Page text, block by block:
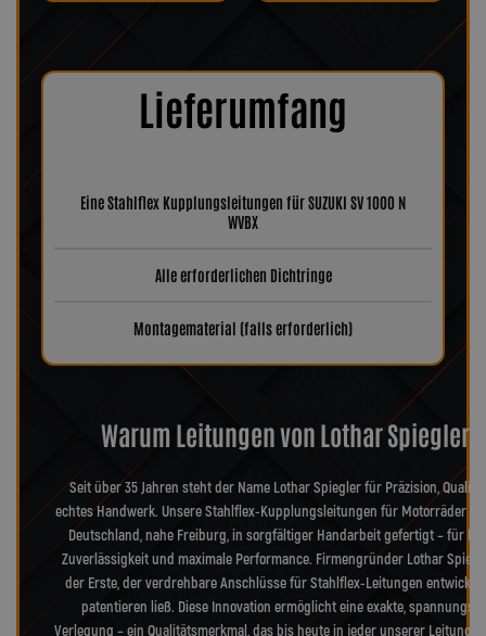
Lieferumfang
Eine Stahlflex Kupplungsleitungen für SUZUKI SV 1000 N
WVBX
Alle erforderlichen Dichtringe
Montagematerial (falls erforderlich)
Warum Leitungen von Lothar Spiegler?
Seit über 35 Jahren steht der Name Lothar Spiegler für Präzision,
echtes Handwerk. Unsere Stahlflex-Kupplungsleitungen für Motorräder
Deutschland, nahe Freiburg, in sorgfältiger Handarbeit gefertigt – für
Zuverlässigkeit und maximale Performance. Firmengründer Lothar
der Erste, der verdrehbare Anschlüsse für Stahlflex-Leitungen
patentieren ließ. Diese Innovation ermöglicht eine exakte,
Verlegung – ein Qualitätsmerkmal, das bis heute in jeder unserer